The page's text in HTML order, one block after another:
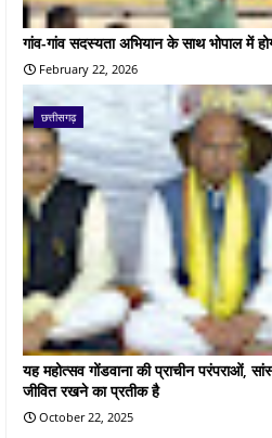
गांव-गांव सदस्यता अभियान के साथ भोपाल में
February 22, 2026
छत्तीसगढ़
यह महोत्सव गोंडवाना की प्राचीन परंपराओं,
जीवित रखने का प्रतीक है
October 22, 2025